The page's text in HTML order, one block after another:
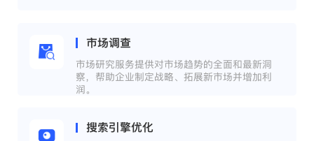
市场调查
市场研究服务提供对市场趋势的全面和最新洞
察，帮助企业制定战略、拓展新市场并增加利
润。
搜索引擎优化